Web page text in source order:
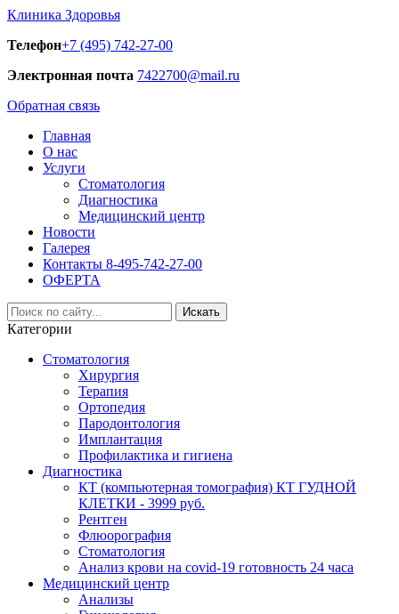
Клиника Здоровья
Телефон+7 (495) 742-27-00
Электронная почта 7422700@mail.ru
Обратная связь
Главная
О нас
Услуги
Стоматология
Диагностика
Медицинский центр
Новости
Галерея
Контакты 8-495-742-27-00
ОФЕРТА
Искать
Категории
Стоматология
Хирургия
Терапия
Ортопедия
Пародонтология
Имплантация
Профилактика и гигиена
Диагностика
КТ (компьютерная томография) КТ ГУДНОЙ
КЛЕТКИ - 3999 руб.
Рентген
Флюорография
Стоматология
Анализ крови на covid-19 готовность 24 часа
Медицинский центр
Анализы